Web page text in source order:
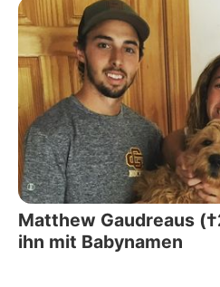
Matthew Gaudreaus
ihn mit Babynamen